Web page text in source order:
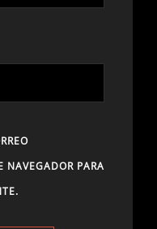
NAVEGADOR PARA